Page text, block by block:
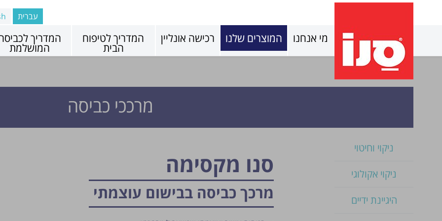
עברית
מי אנחנו המוצרים שלנו רכישה אונליין המדריך לטיפוח
הבית
המדריך
המושלמת
מרככי כביסה
ניקוי וחיטוי
ניקוי אקולוגי
היגיינת ידיים
סנו מקסימה
מרכך כביסה בבישום עוצמתי